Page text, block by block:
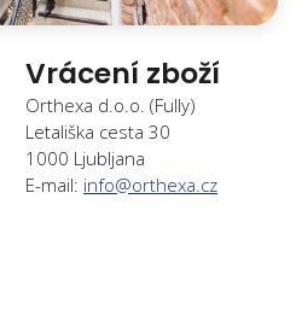
Vrácení zboží
Orthexa d.o.o. (Fully)
Letališka cesta 30
1000 Ljubljana
E-mail: info@orthexa.cz